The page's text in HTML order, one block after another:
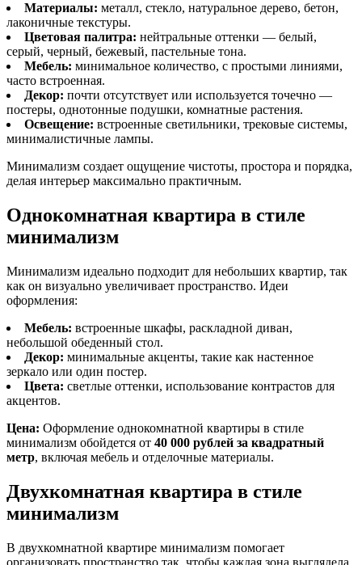
Материалы: металл, стекло, натуральное дерево, бетон,
лаконичные текстуры.
Цветовая палитра: нейтральные оттенки — белый,
серый, черный, бежевый, пастельные тона.
Мебель: минимальное количество, с простыми линиями,
часто встроенная.
Декор: почти отсутствует или используется точечно —
постеры, однотонные подушки, комнатные растения.
Освещение: встроенные светильники, трековые системы,
минималистичные лампы.
Минимализм создает ощущение чистоты, простора и порядка,
делая интерьер максимально практичным.
Однокомнатная квартира в стиле
минимализм
Минимализм идеально подходит для небольших квартир, так
как он визуально увеличивает пространство. Идеи
оформления:
Мебель: встроенные шкафы, раскладной диван,
небольшой обеденный стол.
Декор: минимальные акценты, такие как настенное
зеркало или один постер.
Цвета: светлые оттенки, использование контрастов для
акцентов.
Цена: Оформление однокомнатной квартиры в стиле
минимализм обойдется от 40 000 рублей за квадратный
метр, включая мебель и отделочные материалы.
Двухкомнатная квартира в стиле
минимализм
В двухкомнатной квартире минимализм помогает
организовать пространство так, чтобы каждая зона выглядела